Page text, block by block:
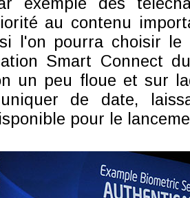
au contenu
l'on pourra choisir
Smart Connect
un peu floue et sur
de date,
pour le